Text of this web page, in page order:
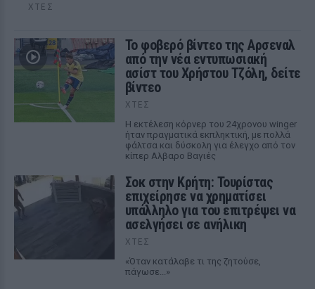
ΧΤΕΣ
Το φοβερό βίντεο της Αρσεναλ
από την νέα εντυπωσιακή
ασίστ του Χρήστου Τζόλη, δείτε
βίντεο
ΧΤΕΣ
Η εκτέλεση κόρνερ του 24χρονου winger
ήταν πραγματικά εκπληκτική, με πολλά
φάλτσα και δύσκολη για έλεγχο από τον
κίπερ Αλβαρο Βαγιές
Σοκ στην Κρήτη: Τουρίστας
επιχείρησε να χρηματίσει
υπάλληλο για του επιτρέψει να
ασελγήσει σε ανήλικη
ΧΤΕΣ
«Όταν κατάλαβε τι της ζητούσε,
πάγωσε...»